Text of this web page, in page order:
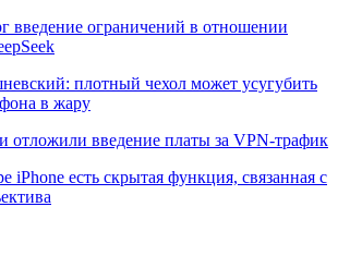
введение ограничений в отношении
плотный чехол может усугубить
в жару
отложили введение платы за VPN-трафик
iPhone есть скрытая функция, связанная с